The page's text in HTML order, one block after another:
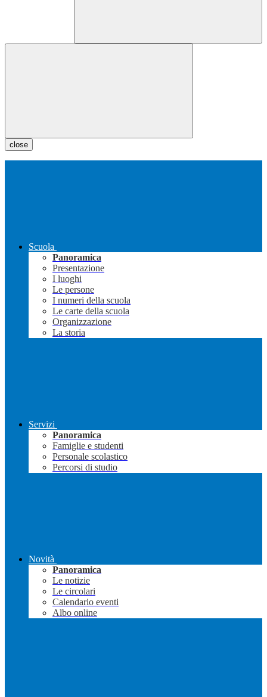
close
Scuola
Panoramica
Presentazione
I luoghi
Le persone
I numeri della scuola
Le carte della scuola
Organizzazione
La storia
Servizi
Panoramica
Famiglie e studenti
Personale scolastico
Percorsi di studio
Novità
Panoramica
Le notizie
Le circolari
Calendario eventi
Albo online